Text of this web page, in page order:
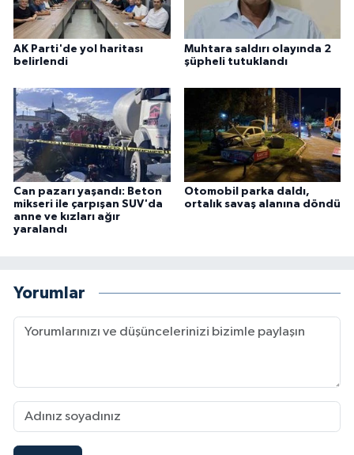
AK Parti'de yol haritası
belirlendi
Muhtara saldırı olayında 2
şüpheli tutuklandı
Can pazarı yaşandı: Beton
mikseri ile çarpışan SUV'da
anne ve kızları ağır
yaralandı
Otomobil parka daldı,
ortalık savaş alanına döndü
Yorumlar